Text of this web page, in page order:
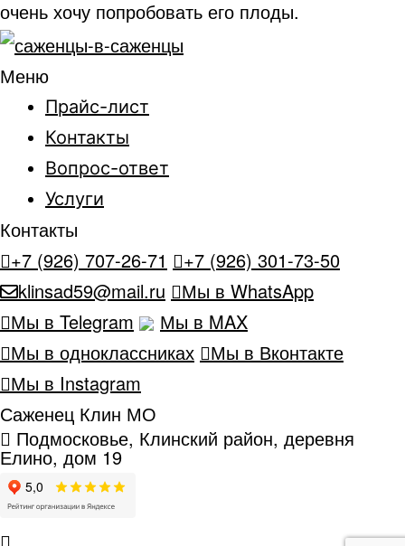
очень хочу попробовать его плоды.
Меню
Прайс-лист
Контакты
Вопрос-ответ
Услуги
Контакты
+7 (926) 707-26-71
+7 (926) 301-73-50
klinsad59@mail.ru
Мы в WhatsApp
Мы в Telegram
Мы в MAX
Мы в одноклассниках
Мы в Вконтакте
Мы в Instagram
Саженец Клин МО
Подмосковье, Клинский район, деревня
Елино, дом 19